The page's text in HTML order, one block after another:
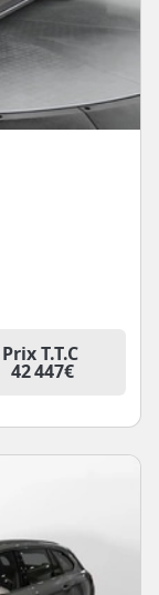
Prix T.T.C
42 447€